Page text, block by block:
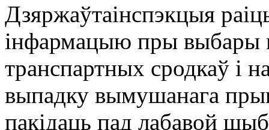
Дзяржаўтаінспэкцыя
інфармацыю пры выбары
транспартных сродкаў і
выпадку вымушанага
пакідаць пад лабавой